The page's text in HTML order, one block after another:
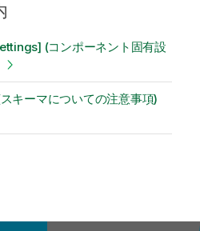
(コンポーネント固有設
キーマについての注意事項)